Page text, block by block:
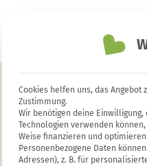
Cookies helfen uns, das Angebot
Zustimmung.
Wir benötigen deine
Technologien verwenden
Weise finanzieren und
Personenbezogene Daten
Adressen), z. B. für